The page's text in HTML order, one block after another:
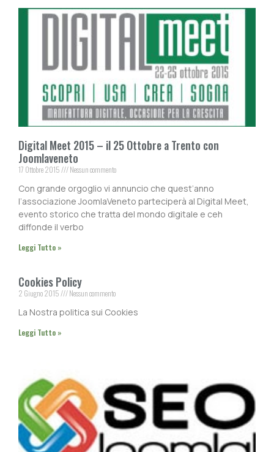
Digital Meet 2015 – il 25 Ottobre a Trento con
Joomlaveneto
17 Ottobre 2015 Nessun commento
Con grande orgoglio vi annuncio che quest’anno
l’associazione JoomlaVeneto parteciperà al Digital Meet,
evento storico che tratta del mondo digitale e ceh
diffonde il verbo
Leggi Tutto »
Cookies Policy
2 Giugno 2015 Nessun commento
La Nostra politica sui Cookies
Leggi Tutto »